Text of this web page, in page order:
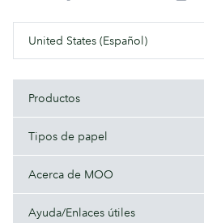
United States (Español)
Productos
Tipos de papel
Acerca de MOO
Ayuda/Enlaces útiles